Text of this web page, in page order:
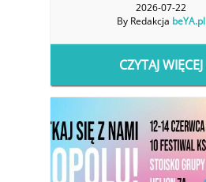
2026-07-22
By Redakcja beYA.pl
CZYTAJ WIĘCEJ